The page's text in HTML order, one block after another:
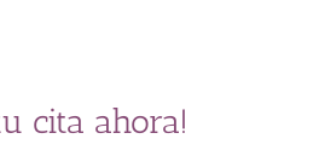
cita ahora!